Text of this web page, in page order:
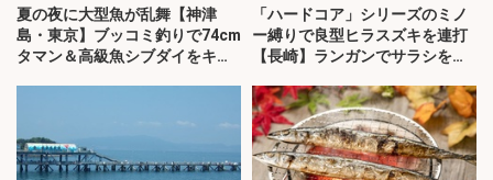
夏の夜に大型魚が乱舞【神津
島・東京】ブッコミ釣りで74cm
タマン＆高級魚シブダイをキャ
「ハードコア」シリーズのミノ
ー縛りで良型ヒラスズキを連打
【長崎】ランガンでサラシを攻